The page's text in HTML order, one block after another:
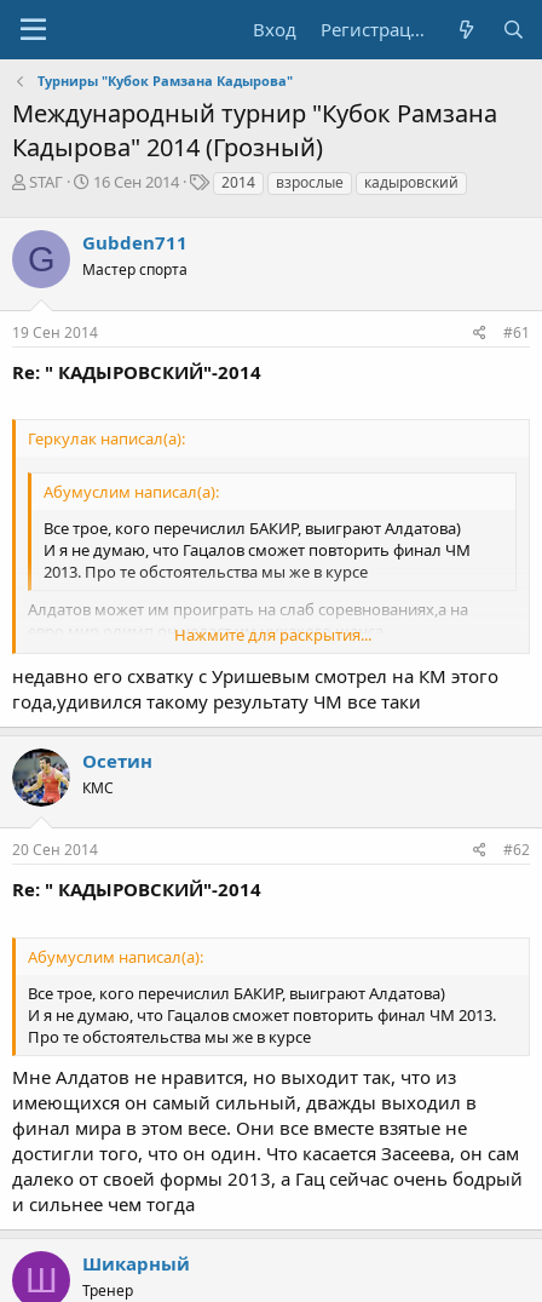
Вход Регистрация
Турниры "Кубок Рамзана Кадырова"
Международный турнир "Кубок Рамзана
Кадырова" 2014 (Грозный)
А
о
р
т
е
м
STAГ
Д
а
н
ч
а
а
16 Сен 2014
Т2014 взрослые кадыровский
G Gubden711
Мастер спорта
19 Сен 2014 #61
Re: " КАДЫРОВСКИЙ"-2014
Геркулак написал(а):
Абумуслим написал(а):
Все трое, кого перечислил БАКИР, выиграют Алдатова)
И я не думаю, что Гацалов сможет повторить финал ЧМ
2013. Про те обстоятельства мы же в курсе
Нажмите для раскрытия...
Алдатов может им проиграть на слаб соревнованиях,а на
евро,мир,олимп он недаст им никакого шанса
мире он его даже непрочувствовал,хотя я думаю он уже будет
идти вниз
Нажмите для раскрытия...
недавно его схватку с Уришевым смотрел на КМ этого
года,удивился такому результату ЧМ все таки
Осетин
КМС
20 Сен 2014 #62
Re: " КАДЫРОВСКИЙ"-2014
Абумуслим написал(а):
Все трое, кого перечислил БАКИР, выиграют Алдатова)
И я не думаю, что Гацалов сможет повторить финал ЧМ 2013.
Про те обстоятельства мы же в курсе
Мне Алдатов не нравится, но выходит так, что из
имеющихся он самый сильный, дважды выходил в
финал мира в этом весе. Они все вместе взятые не
достигли того, что он один. Что касается Засеева, он сам
далеко от своей формы 2013, а Гац сейчас очень бодрый
и сильнее чем тогда
Ш Шикарный
Тренер